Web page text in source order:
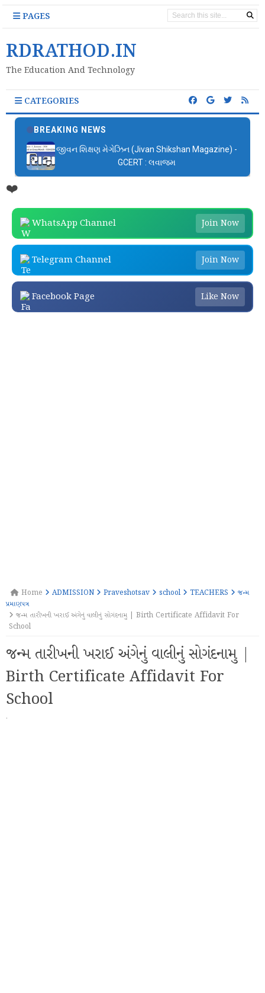
PAGES
RDRATHOD.IN
The Education And Technology
CATEGORIES
BREAKING NEWS
જીવન શિક્ષણ મેગેઝિન (Jivan Shikshan Magazine) -
GCERT : લવાજમ
❤️
WhatsApp Channel Join Now
Telegram Channel Join Now
Facebook Page Like Now
Home ADMISSION Praveshotsav school TEACHERS
જન્મ
પ્રમાણપત્ર
જન્મ તારીખની ખરાઈ અંગેનું વાલીનું સોગંદનામુ | Birth Certificate Affidavit For
School
જન્મ તારીખની ખરાઈ અંગેનું વાલીનું સોગંદનામુ |
Birth Certificate Affidavit For
School
·